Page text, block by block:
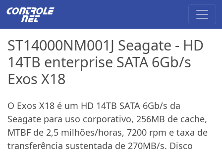
ST14000NM001J Seagate - HD
14TB enterprise SATA 6Gb/s
Exos X18
O Exos X18 é um HD 14TB SATA 6Gb/s da
Seagate para uso corporativo, 256MB de cache,
MTBF de 2,5 milhões/horas, 7200 rpm e taxa de
transferência sustentada de 270MB/s. Disco